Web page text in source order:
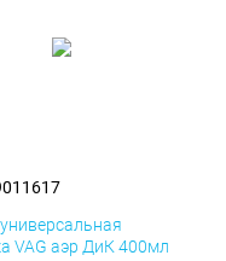
VAG аэр ДиК 400мл